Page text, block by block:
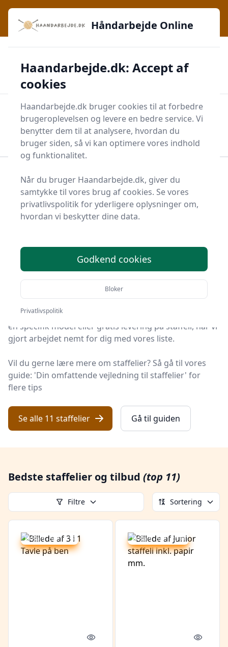
Håndarbejde Online - Inspiration, teknikker og fællesskab -
lige ved hånden
Shopping med sikkerhed ✔️ Altid de bedste priser
Mærker i høj kvalitet
Start søgning
Start søgning
Forside Krea Tegning og Maling
Maleudstyr
Staffeli
Bedste staffelier og
Velkommen til Håndarbejde Online – her finder du de
bedste staffelier på markedet. Vi har nøje udvalgt 11
produkter, så du er sikret kvalitet.
Hvad enten du leder efter kvalitet, et prisvenligt valg,
en specifik model eller gratis levering på staffeli, har vi
gjort arbejdet nemt for dig med vores liste.
Vil du gerne lære mere om staffelier? Så gå til vores
guide: 'Din omfattende vejledning til staffelier' for
flere tips
Se alle 11 staffelier Gå til guiden
Bedste staffelier og tilbud (top 11)
Filtre Sortering
Udsalg - spar 9 %
Quick look
Udsalg - spar 25 %
Quick
Håndarbejde Online
Haandarbejde.dk: Accept af
cookies
Haandarbejde.dk bruger cookies til at forbedre
brugeroplevelsen og levere en bedre service. Vi
benytter dem til at analysere, hvordan du
bruger siden, så vi kan optimere vores indhold
og funktionalitet.
Når du bruger Haandarbejde.dk, giver du
samtykke til vores brug af cookies. Se vores
privatlivspolitik for yderligere oplysninger om,
hvordan vi beskytter dine data.
Godkend cookies
Bloker
Privatlivspolitik